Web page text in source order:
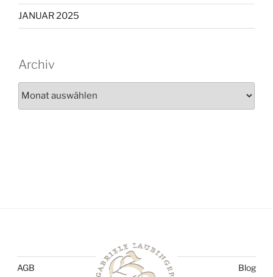
JANUAR 2025
Archiv
AGB Blog